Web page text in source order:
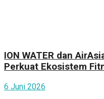
ION WATER dan
Perkuat Ekosistem
6 Juni 2026